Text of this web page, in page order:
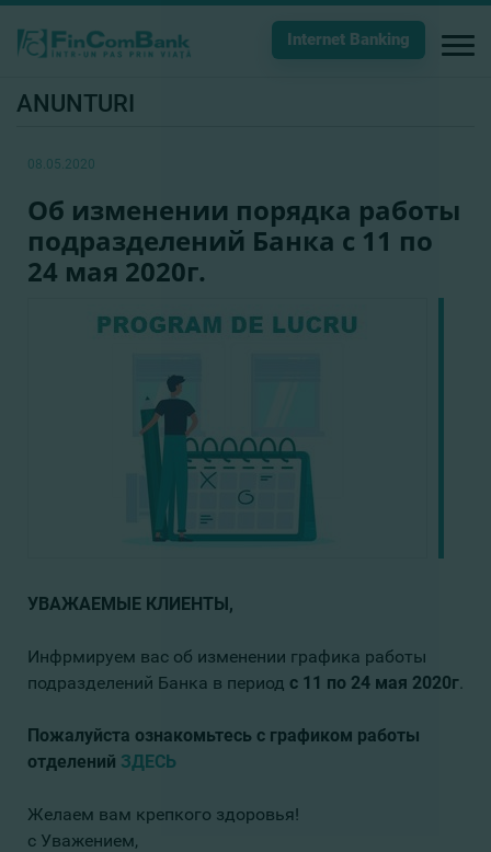
Internet Banking
ANUNTURI
08.05.2020
Об изменении порядка работы
подразделений Банка с 11 по
24 мая 2020г.
УВАЖАЕМЫЕ КЛИЕНТЫ,
Инфрмируем вас об изменении графика работы
подразделений Банка в период с 11 по 24 мая 2020г.
Пожалуйста ознакомьтесь с графиком работы
отделений ЗДЕСЬ
Желаем вам крепкого здоровья!
с Уважением,